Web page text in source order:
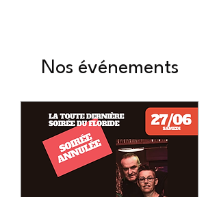
Nos événements